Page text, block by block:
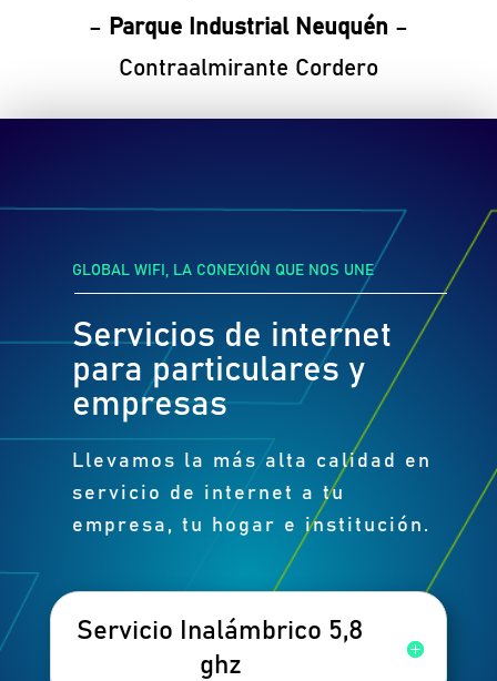
– Parque Industrial Neuquén –
Contraalmirante Cordero
GLOBAL WIFI, LA CONEXIÓN QUE NOS UNE
Servicios de internet
para particulares y
empresas
Llevamos la más alta calidad en
servicio de internet a tu
empresa, tu hogar e institución.
Servicio Inalámbrico 5,8
ghz